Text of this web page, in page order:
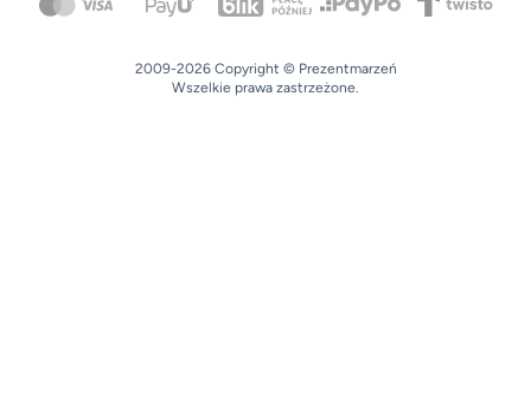
2009-2026 Copyright © Prezentmarzeń
Wszelkie prawa zastrzeżone.